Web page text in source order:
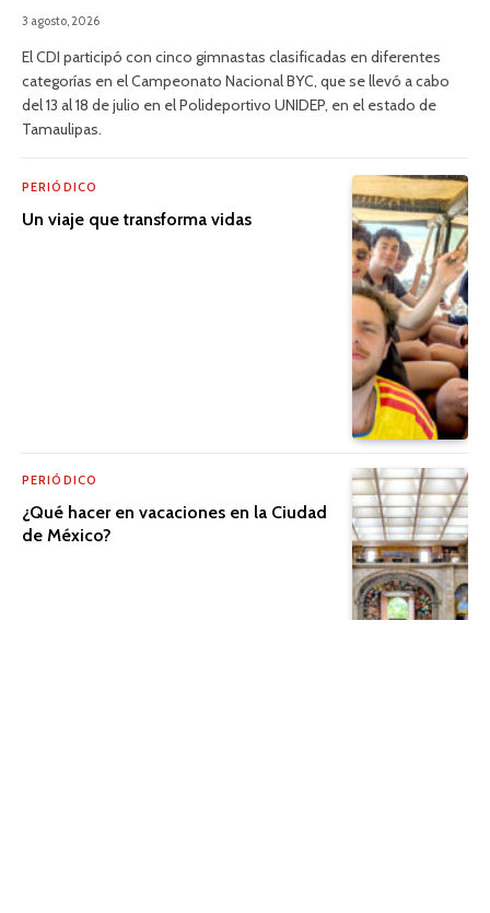
3 agosto, 2026
El CDI participó con cinco gimnastas clasificadas en diferentes
categorías en el Campeonato Nacional BYC, que se llevó a cabo
del 13 al 18 de julio en el Polideportivo UNIDEP, en el estado de
Tamaulipas.
PERIÓDICO
Un viaje que transforma vidas
PERIÓDICO
¿Qué hacer en vacaciones en la Ciudad
de México?